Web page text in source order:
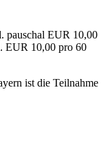
pauschal EUR 10,00
EUR 10,00 pro 60
ist die Teilnahme